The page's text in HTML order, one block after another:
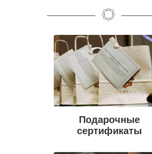
Подарочные
сертификаты